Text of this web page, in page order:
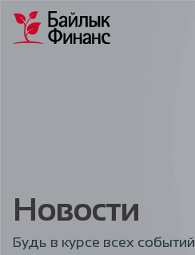
Новости
Будь в курсе всех событий